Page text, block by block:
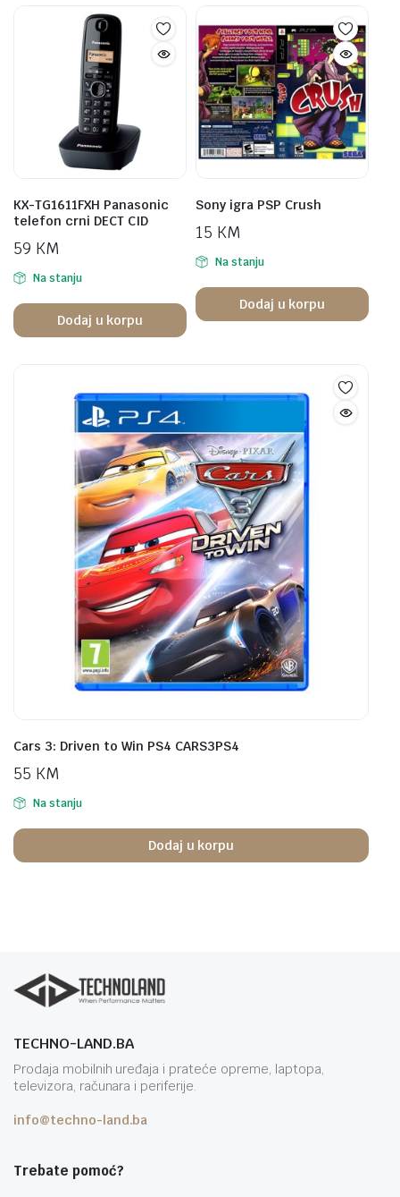
KX-TG1611FXH Panasonic
telefon crni DECT CID
59 KM
Na stanju
Dodaj u korpu
Sony igra PSP Crush
15 KM
Na stanju
Dodaj u korpu
Cars 3: Driven to Win PS4 CARS3PS4
55 KM
Na stanju
Dodaj u korpu
TECHNO-LAND.BA
Prodaja mobilnih uređaja i prateće opreme, laptopa,
televizora, računara i periferije.
info@techno-land.ba
Trebate pomoć?